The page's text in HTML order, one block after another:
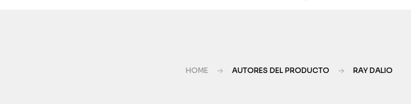
HOME AUTORES DEL PRODUCTO RAY DALIO